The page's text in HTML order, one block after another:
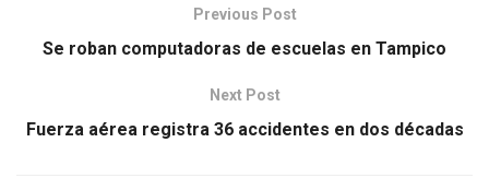
Previous Post
Se roban computadoras de escuelas en Tampico
Next Post
Fuerza aérea registra 36 accidentes en dos décadas